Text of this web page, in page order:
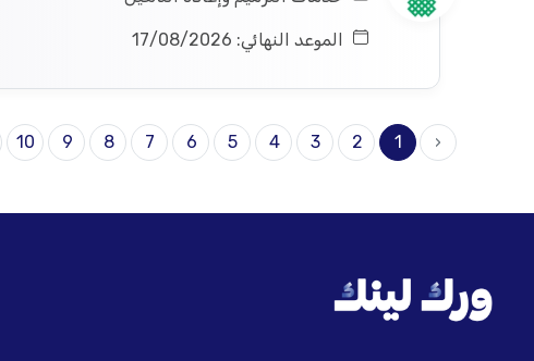
الموعد النهائي: 17/08/2026
‹
1
2
3
4
5
6
7
8
9
10